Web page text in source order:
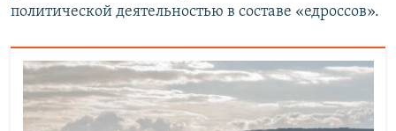
политической деятельностью в составе «едроссов».